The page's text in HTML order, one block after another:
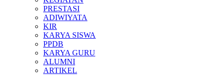
PRESTASI
ADIWIYATA
KIR
KARYA SISWA
PPDB
KARYA GURU
ALUMNI
ARTIKEL